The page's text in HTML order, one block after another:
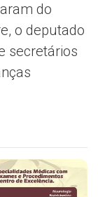
do
o deputado
secretários